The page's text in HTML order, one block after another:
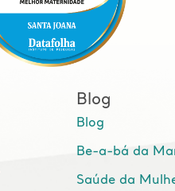
Blog
Blog
Be-a-bá da
Saúde da